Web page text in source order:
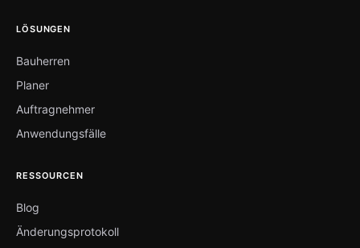
LÖSUNGEN
Bauherren
Planer
Auftragnehmer
Anwendungsfälle
RESSOURCEN
Blog
Änderungsprotokoll